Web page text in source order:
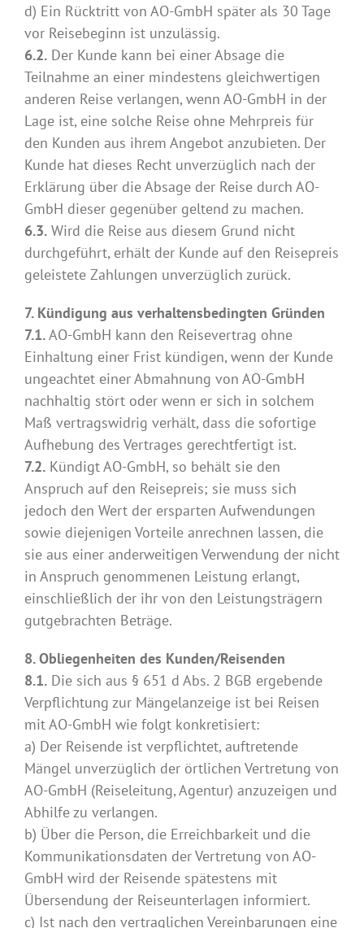
d) Ein Rücktritt von AO-GmbH später als 30 Tage
vor Reisebeginn ist unzulässig.
6.2. Der Kunde kann bei einer Absage die
Teilnahme an einer mindestens gleichwertigen
anderen Reise verlangen, wenn AO-GmbH in der
Lage ist, eine solche Reise ohne Mehrpreis für
den Kunden aus ihrem Angebot anzubieten. Der
Kunde hat dieses Recht unverzüglich nach der
Erklärung über die Absage der Reise durch AO-
GmbH dieser gegenüber geltend zu machen.
6.3. Wird die Reise aus diesem Grund nicht
durchgeführt, erhält der Kunde auf den Reisepreis
geleistete Zahlungen unverzüglich zurück.
7. Kündigung aus verhaltensbedingten Gründen
7.1.AO-GmbH kann den Reisevertrag ohne
Einhaltung einer Frist kündigen, wenn der Kunde
ungeachtet einer Abmahnung von AO-GmbH
nachhaltig stört oder wenn er sich in solchem
Maß vertragswidrig verhält, dass die sofortige
Aufhebung des Vertrages gerechtfertigt ist.
7.2. Kündigt AO-GmbH, so behält sie den
Anspruch auf den Reisepreis; sie muss sich
jedoch den Wert der ersparten Aufwendungen
sowie diejenigen Vorteile anrechnen lassen, die
sie aus einer anderweitigen Verwendung der nicht
in Anspruch genommenen Leistung erlangt,
einschließlich der ihr von den Leistungsträgern
gutgebrachten Beträge.
8. Obliegenheiten des Kunden/Reisenden
8.1. Die sich aus § 651 d Abs. 2 BGB ergebende
Verpflichtung zur Mängelanzeige ist bei Reisen
mit AO-GmbH wie folgt konkretisiert:
a) Der Reisende ist verpflichtet, auftretende
Mängel unverzüglich der örtlichen Vertretung von
AO-GmbH (Reiseleitung, Agentur) anzuzeigen und
Abhilfe zu verlangen.
b) Über die Person, die Erreichbarkeit und die
Kommunikationsdaten der Vertretung von AO-
GmbH wird der Reisende spätestens mit
Übersendung der Reiseunterlagen informiert.
c) Ist nach den vertraglichen Vereinbarungen eine